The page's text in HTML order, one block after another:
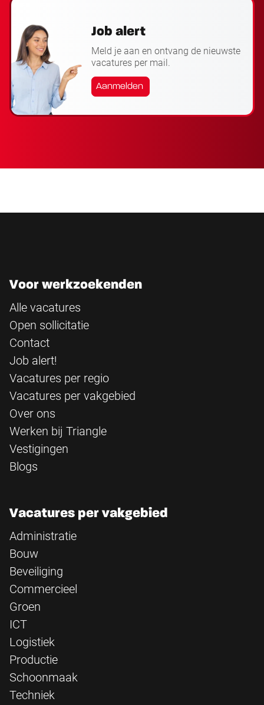
Job alert
Meld je aan en ontvang de nieuwste
vacatures per mail.
Aanmelden
Voor werkzoekenden
Alle vacatures
Open sollicitatie
Contact
Job alert!
Vacatures per regio
Vacatures per vakgebied
Over ons
Werken bij Triangle
Vestigingen
Blogs
Vacatures per vakgebied
Administratie
Bouw
Beveiliging
Commercieel
Groen
ICT
Logistiek
Productie
Schoonmaak
Techniek